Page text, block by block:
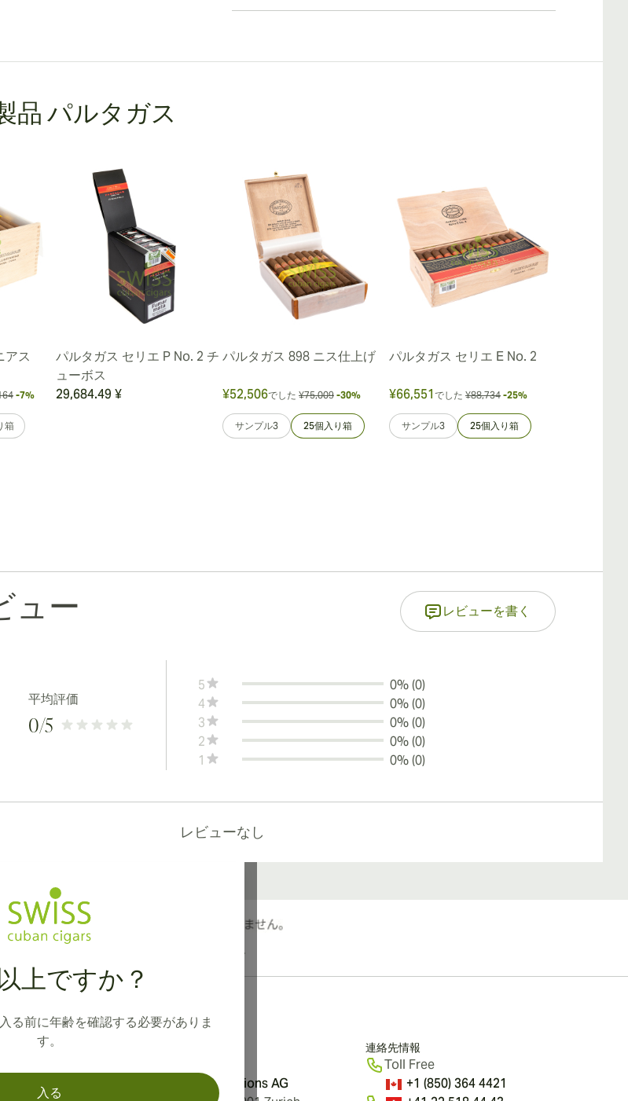
品 パルタガス
アス
-7%
箱
パルタガス セリエ P No. 2 チ
ューボス
29,684.49 ¥
パルタガス 898 ニス仕上げ
¥52,506でした ¥75,009 -30%
サンプル3 25個入り箱
パルタガス セリエ E No. 2
¥66,551 でした ¥88,734 -25%
サンプル3 25個入り箱
ュー レビューを書く
平均評価
0/5
5
0% (0)
4
0% (0)
3
0% (0)
2
0% (0)
1
0% (0)
レビューなし
上ですか？
る前に年齢を確認する必要がありま
す。
入る
、英国、オーストラリアへの国際配送が可能です。
Aromatica Distributions AG
連絡先情報
Toll Free
+1 (850) 364 4421